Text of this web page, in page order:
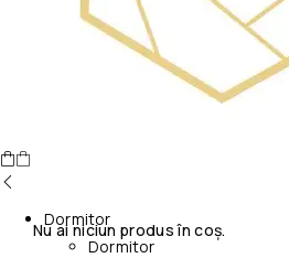
Nu ai niciun produs în coș.
Dormitor
Dormitor